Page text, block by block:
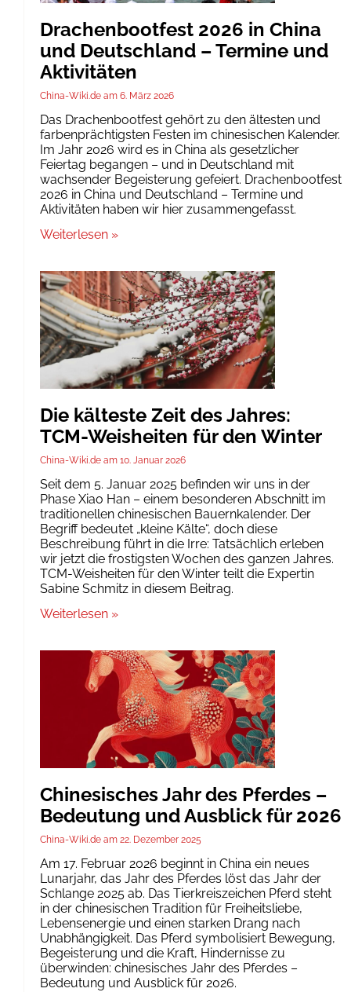
Drachenbootfest 2026 in China
und Deutschland – Termine und
Aktivitäten
China-Wiki.de 6. März 2026
Das Drachenbootfest gehört zu den ältesten und
farbenprächtigsten Festen im chinesischen Kalender.
Im Jahr 2026 wird es in China als gesetzlicher
Feiertag begangen – und in Deutschland mit
wachsender Begeisterung gefeiert. Drachenbootfest
2026 in China und Deutschland – Termine und
Aktivitäten haben wir hier zusammengefasst.
Weiterlesen »
Die kälteste Zeit des Jahres:
TCM-Weisheiten für den Winter
China-Wiki.de 10. Januar 2026
Seit dem 5. Januar 2025 befinden wir uns in der
Phase Xiao Han – einem besonderen Abschnitt im
traditionellen chinesischen Bauernkalender. Der
Begriff bedeutet „kleine Kälte“, doch diese
Beschreibung führt in die Irre: Tatsächlich erleben
wir jetzt die frostigsten Wochen des ganzen Jahres.
TCM-Weisheiten für den Winter teilt die Expertin
Sabine Schmitz in diesem Beitrag.
Weiterlesen »
Chinesisches Jahr des Pferdes –
Bedeutung und Ausblick für 2026
China-Wiki.de 22. Dezember 2025
Am 17. Februar 2026 beginnt in China ein neues
Lunarjahr, das Jahr des Pferdes löst das Jahr der
Schlange 2025 ab. Das Tierkreiszeichen Pferd steht
in der chinesischen Tradition für Freiheitsliebe,
Lebensenergie und einen starken Drang nach
Unabhängigkeit. Das Pferd symbolisiert Bewegung,
Begeisterung und die Kraft, Hindernisse zu
überwinden: chinesisches Jahr des Pferdes –
Bedeutung und Ausblick für 2026.